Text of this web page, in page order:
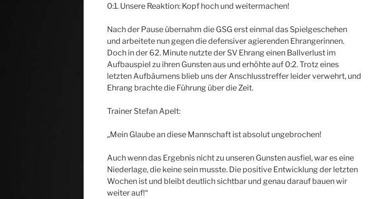
0:1. Unsere Reaktion: Kopf hoch und weitermachen!
Nach der Pause übernahm die GSG erst einmal das Spielgeschehen
und arbeitete nun gegen die defensiver agierenden Ehrangerinnen.
Doch in der 62. Minute nutzte der SV Ehrang einen Ballverlust im
Aufbauspiel zu ihren Gunsten aus und erhöhte auf 0:2. Trotz eines
letzten Aufbäumens blieb uns der Anschlusstreffer leider verwehrt, und
Ehrang brachte die Führung über die Zeit.
Trainer Stefan Apelt:
„Mein Glaube an diese Mannschaft ist absolut ungebrochen!
Auch wenn das Ergebnis nicht zu unseren Gunsten ausfiel, war es eine
Niederlage, die keine sein musste. Die positive Entwicklung der letzten
Wochen ist und bleibt deutlich sichtbar und genau darauf bauen wir
weiter auf!“